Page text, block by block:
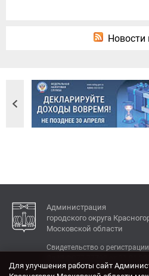
Новости
Администрация
городского округа
Московской области
Свидетельство о
Для улучшения работы сайт